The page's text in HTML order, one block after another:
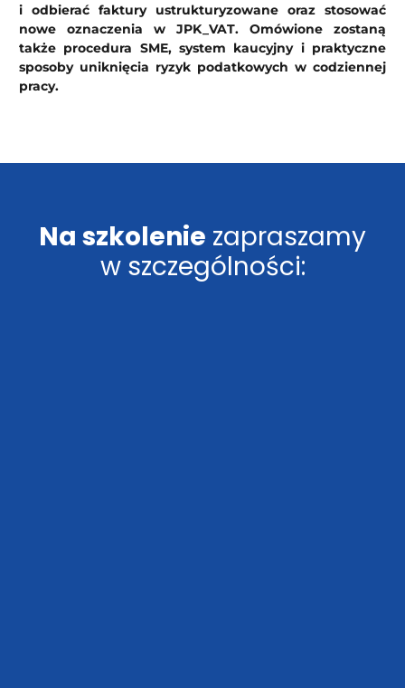
i odbierać faktury ustrukturyzowane oraz stosować
nowe oznaczenia w JPK_VAT. Omówione zostaną
także procedura SME, system kaucyjny i praktyczne
sposoby uniknięcia ryzyk podatkowych w codziennej
pracy.
Na szkolenie zapraszamy
w szczególności: